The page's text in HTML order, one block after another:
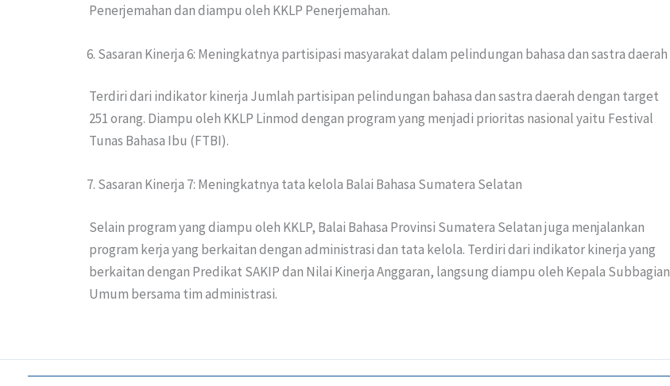
Penerjemahan dan diampu oleh KKLP Penerjemahan.
Sasaran Kinerja 6: Meningkatnya partisipasi masyarakat dalam pelindungan bahasa dan sastra daerah
Terdiri dari indikator kinerja Jumlah partisipan pelindungan bahasa dan sastra daerah dengan target
251 orang. Diampu oleh KKLP Linmod dengan program yang menjadi prioritas nasional yaitu Festival
Tunas Bahasa Ibu (FTBI).
Sasaran Kinerja 7: Meningkatnya tata kelola Balai Bahasa Sumatera Selatan
Selain program yang diampu oleh KKLP, Balai Bahasa Provinsi Sumatera Selatan juga menjalankan
program kerja yang berkaitan dengan administrasi dan tata kelola. Terdiri dari indikator kinerja yang
berkaitan dengan Predikat SAKIP dan Nilai Kinerja Anggaran, langsung diampu oleh Kepala Subbagian
Umum bersama tim administrasi.